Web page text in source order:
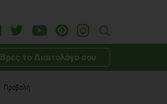
Βρες το Διαιτολόγο σου
Προβολή